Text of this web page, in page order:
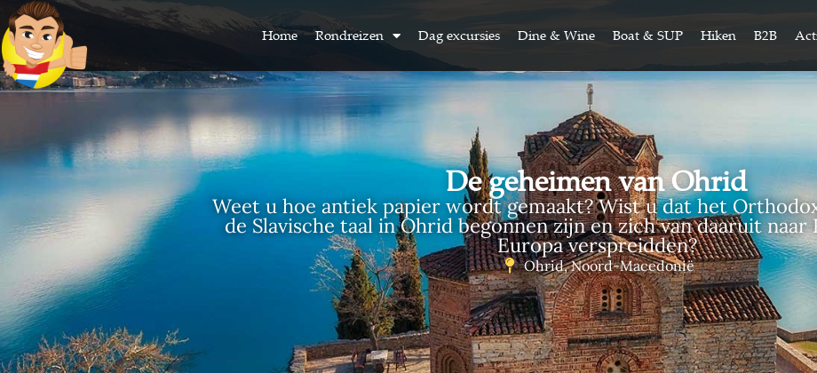
Home Rondreizen Dag excursies Dine & Wine Boat & SUP Hiken B2B
De geheimen van Ohrid
Weet u hoe antiek papier wordt gemaakt? Wist u dat het
de Slavische taal in Ohrid begonnen zijn en zich van daaruit naar
Europa verspreidden?
Ohrid, Noord-Macedonië